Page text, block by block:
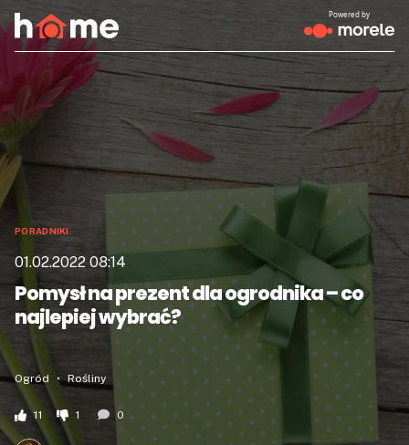
Powered by
PORADNIKI
01.02.2022 08:14
Pomysł na prezent dla ogrodnika – co
najlepiej wybrać?
Ogród Rośliny
11 1 0